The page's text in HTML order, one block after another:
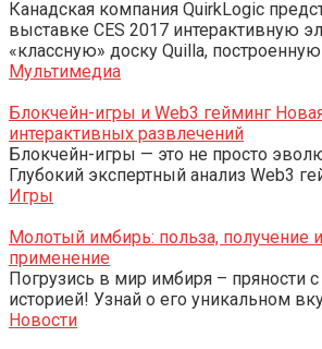
Канадская компания QuirkLogic
выставке CES 2017 интерактивную
«классную» доску Quilla, построенную
Мультимедиа
Блокчейн-игры и Web3 гейминг
интерактивных развлечений
Блокчейн-игры — это не просто
Глубокий экспертный анализ Web3
Игры
Молотый имбирь: польза, получение
применение
Погрузись в мир имбиря – пряности
историей! Узнай о его уникальном
Новости